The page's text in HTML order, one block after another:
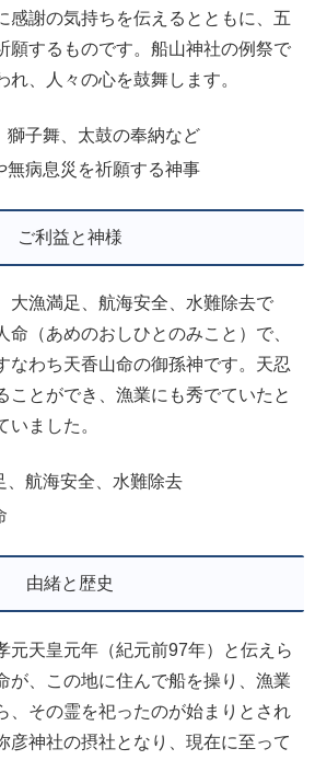
感謝の気持ちを伝えるとともに、五
願するものです。船山神社の例祭で
れ、人々の心を鼓舞します。
獅子舞、太鼓の奉納など
無病息災を祈願する神事
ご利益と神様
大漁満足、航海安全、水難除去で
命（あめのおしひとのみこと）で、
なわち天香山命の御孫神です。天忍
ことができ、漁業にも秀でていたと
いました。
、航海安全、水難除去
由緒と歴史
元天皇元年（紀元前97年）と伝えら
が、この地に住んで船を操り、漁業
、その霊を祀ったのが始まりとされ
彦神社の摂社となり、現在に至って